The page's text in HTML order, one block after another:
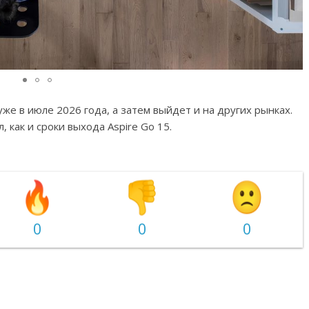
в июле 2026 года, а затем выйдет и на других рынках.
и сроки выхода Aspire Go 15.
0 0 0